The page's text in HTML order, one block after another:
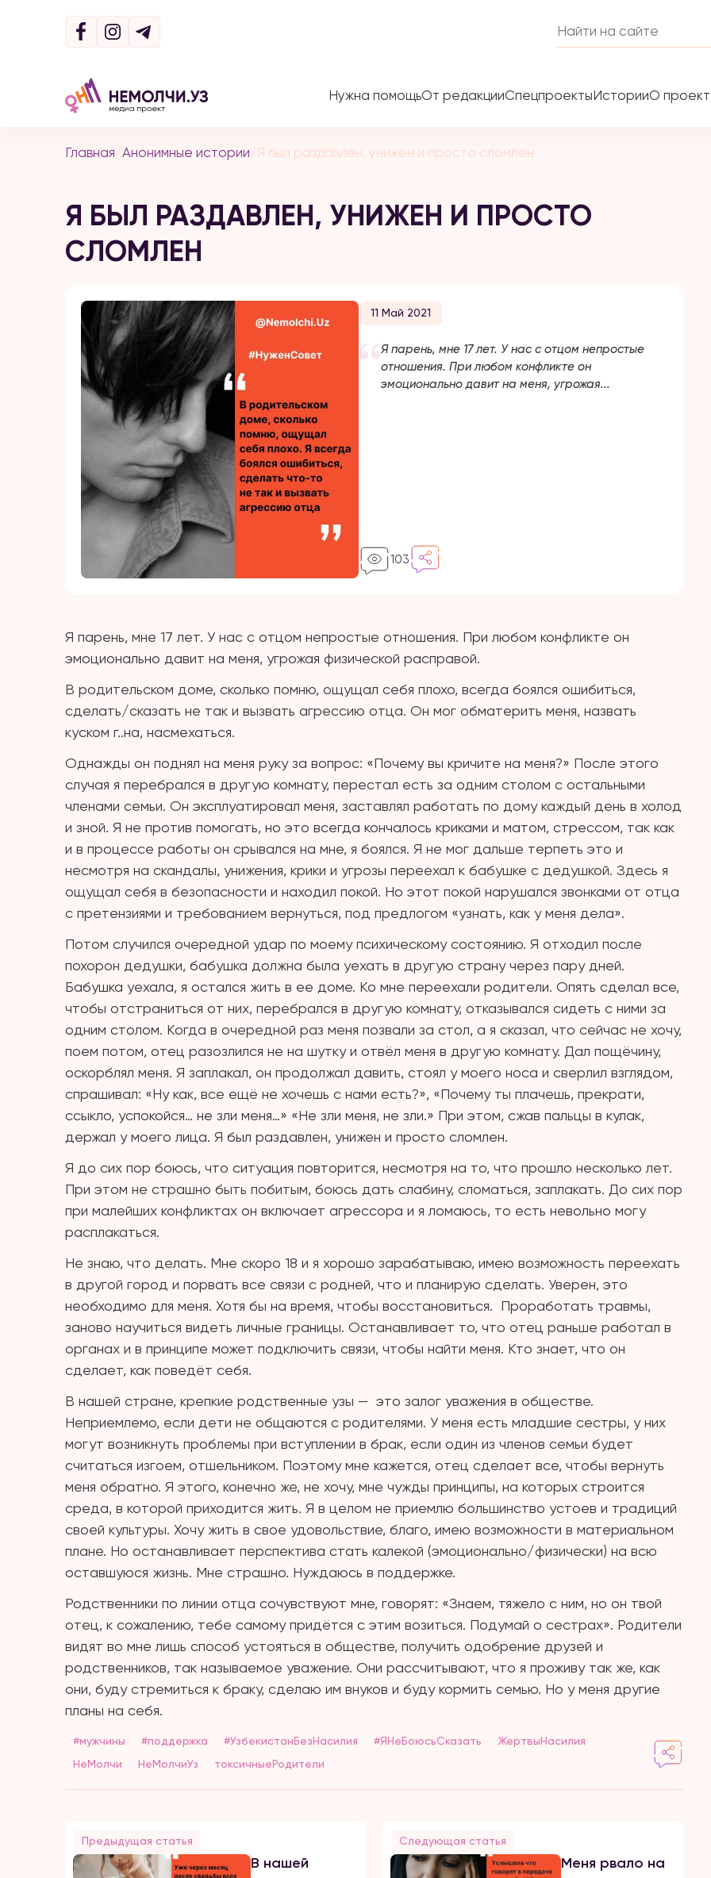
Нужна помощьОт редакцииСпецпроектыИсторииО
Главная/Анонимные истории/Я был раздавлен, унижен и просто сломлен
Я БЫЛ РАЗДАВЛЕН, УНИЖЕН И ПРОСТО
СЛОМЛЕН
11 Май 2021
​​Я парень, мне 17 лет. У нас с отцом непростые
отношения. При любом конфликте он
эмоционально давит на меня, угрожая...
103
Я парень, мне 17 лет. У нас с отцом непростые отношения. При любом конфликте он
эмоционально давит на меня, угрожая физической расправой.
В родительском доме, сколько помню, ощущал себя плохо, всегда боялся ошибиться,
сделать/сказать не так и вызвать агрессию отца. Он мог обматерить меня, назвать
куском г..на, насмехаться.
Однажды он поднял на меня руку за вопрос: «Почему вы кричите на меня?» После этого
случая я перебрался в другую комнату, перестал есть за одним столом с остальными
членами семьи. Он эксплуатировал меня, заставлял работать по дому каждый день в холод
и зной. Я не против помогать, но это всегда кончалось криками и матом, стрессом, так как
и в процессе работы он срывался на мне, я боялся. Я не мог дальше терпеть это и
несмотря на скандалы, унижения, крики и угрозы переехал к бабушке с дедушкой. Здесь я
ощущал себя в безопасности и находил покой. Но этот покой нарушался звонками от отца
с претензиями и требованием вернуться, под предлогом «узнать, как у меня дела».
Потом случился очередной удар по моему психическому состоянию. Я отходил после
похорон дедушки, бабушка должна была уехать в другую страну через пару дней.
Бабушка уехала, я остался жить в ее доме. Ко мне переехали родители. Опять сделал все,
чтобы отстраниться от них, перебрался в другую комнату, отказывался сидеть с ними за
одним столом. Когда в очередной раз меня позвали за стол, а я сказал, что сейчас не хочу,
поем потом, отец разозлился не на шутку и отвёл меня в другую комнату. Дал пощёчину,
оскорблял меня. Я заплакал, он продолжал давить, стоял у моего носа и сверлил взглядом,
спрашивал: «Ну как, все ещё не хочешь с нами есть?», «Почему ты плачешь, прекрати,
ссыкло, успокойся… не зли меня…» «Не зли меня, не зли.» При этом, сжав пальцы в кулак,
держал у моего лица. Я был раздавлен, унижен и просто сломлен.
Я до сих пор боюсь, что ситуация повторится, несмотря на то, что прошло несколько лет.
При этом не страшно быть побитым, боюсь дать слабину, сломаться, заплакать. До сих пор
при малейших конфликтах он включает агрессора и я ломаюсь, то есть невольно могу
расплакаться.
Не знаю, что делать. Мне скоро 18 и я хорошо зарабатываю, имею возможность переехать
в другой город и порвать все связи с родней, что и планирую сделать. Уверен, это
необходимо для меня. Хотя бы на время, чтобы восстановиться. Проработать травмы,
заново научиться видеть личные границы. Останавливает то, что отец раньше работал в
органах и в принципе может подключить связи, чтобы найти меня. Кто знает, что он
сделает, как поведёт себя.
В нашей стране, крепкие родственные узы — это залог уважения в обществе.
Неприемлемо, если дети не общаются с родителями. У меня есть младшие сестры, у них
могут возникнуть проблемы при вступлении в брак, если один из членов семьи будет
считаться изгоем, отшельником. Поэтому мне кажется, отец сделает все, чтобы вернуть
меня обратно. Я этого, конечно же, не хочу, мне чужды принципы, на которых строится
среда, в которой приходится жить. Я в целом не приемлю большинство устоев и традиций
своей культуры. Хочу жить в свое удовольствие, благо, имею возможности в материальном
плане. Но останавливает перспектива стать калекой (эмоционально/физически) на всю
оставшуюся жизнь. Мне страшно. Нуждаюсь в поддержке.
Родственники по линии отца сочувствуют мне, говорят: «Знаем, тяжело с ним, но он твой
отец, к сожалению, тебе самому придётся с этим возиться. Подумай о сестрах». Родители
видят во мне лишь способ устояться в обществе, получить одобрение друзей и
родственников, так называемое уважение. Они рассчитывают, что я проживу так же, как
они, буду стремиться к браку, сделаю им внуков и буду кормить семью. Но у меня другие
планы на себя.
#мужчины #поддержка #УзбекистанБезНасилия #ЯНеБоюсьСказать
ЖертвыНасилия
НеМолчи
НеМолчиУз токсичныеРодители
Предыдущая статья
В нашей
Следующая статья
Меня рвало на